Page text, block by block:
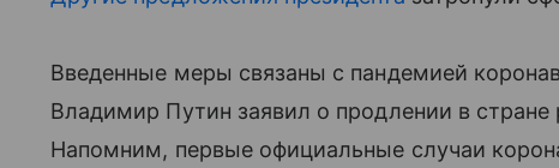
Введенные меры связаны с пандемией
Владимир Путин заявил о продлении в
Напомним, первые официальные случаи